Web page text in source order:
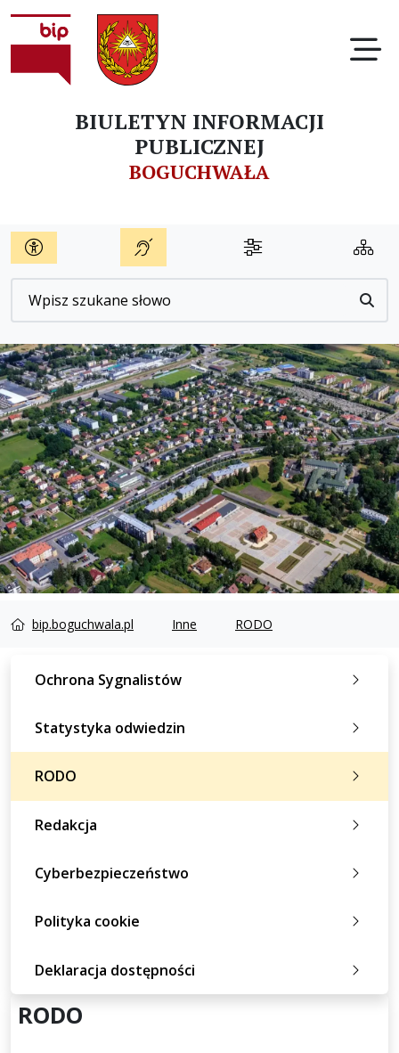
Wyszukiwarka
BIULETYN INFORMACJI
PUBLICZNEJ
BOGUCHWAŁA
bip.boguchwala.pl Inne RODO
Ochrona Sygnalistów
Statystyka odwiedzin
RODO
Redakcja
Cyberbezpieczeństwo
Polityka cookie
Deklaracja dostępności
RODO